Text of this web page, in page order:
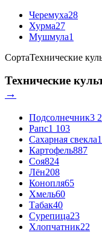
Черемуха28
Хурма27
Мушмула1
СортаТехнические
Технические
→
Подсолнечник3
Рапс1 103
Сахарная свекла
Картофель887
Соя824
Лён208
Конопля65
Хмель60
Табак40
Сурепица23
Хлопчатник22